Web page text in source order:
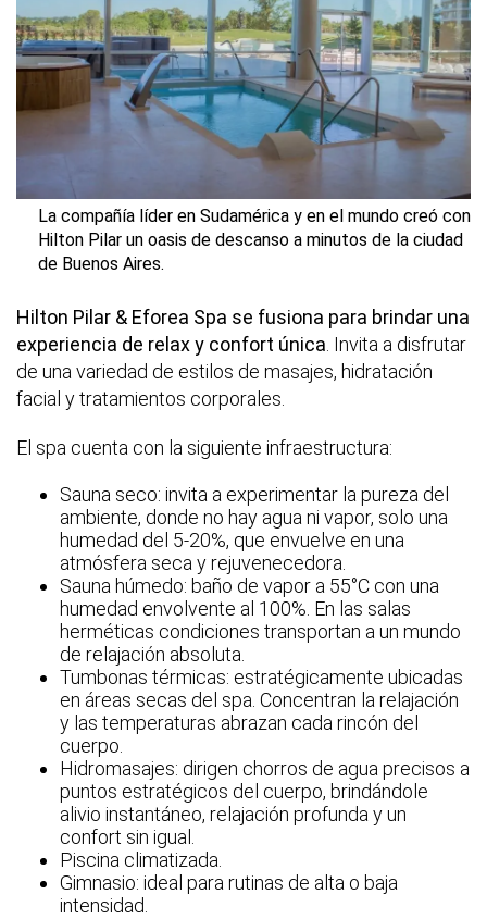
La compañía líder en Sudamérica y en el mundo creó con
Hilton Pilar un oasis de descanso a minutos de la ciudad
de Buenos Aires.
Hilton Pilar & Eforea Spa se fusiona para brindar una
experiencia de relax y confort única. Invita a disfrutar
de una variedad de estilos de masajes, hidratación
facial y tratamientos corporales.
El spa cuenta con la siguiente infraestructura:
Sauna seco: invita a experimentar la pureza del
ambiente, donde no hay agua ni vapor, solo una
humedad del 5-20%, que envuelve en una
atmósfera seca y rejuvenecedora.
Sauna húmedo: baño de vapor a 55°C con una
humedad envolvente al 100%. En las salas
herméticas condiciones transportan a un mundo
de relajación absoluta.
Tumbonas térmicas: estratégicamente ubicadas
en áreas secas del spa. Concentran la relajación
y las temperaturas abrazan cada rincón del
cuerpo.
Hidromasajes: dirigen chorros de agua precisos a
puntos estratégicos del cuerpo, brindándole
alivio instantáneo, relajación profunda y un
confort sin igual.
Piscina climatizada.
Gimnasio: ideal para rutinas de alta o baja
intensidad.